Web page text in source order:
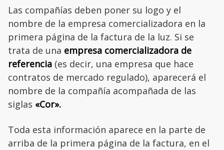
Las compañías deben poner su logo y el
nombre de la empresa comercializadora en la
primera página de la factura de la luz. Si se
trata de una empresa comercializadora de
referencia (es decir, una empresa que hace
contratos de mercado regulado), aparecerá el
nombre de la compañía acompañada de las
siglas «Cor».
Toda esta información aparece en la parte de
arriba de la primera página de la factura, en el